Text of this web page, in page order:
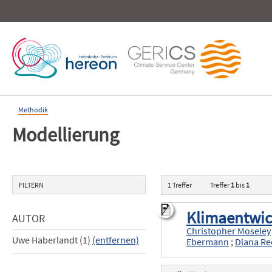
Methodik
Modellierung
FILTERN
AUTOR
Uwe Haberlandt (1) (entfernen)
1Treffer Treffer 1 bis 1
Christopher Moseley
Ebermann ; Diana